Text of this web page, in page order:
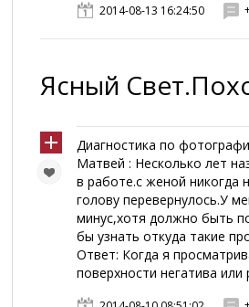
2014-08-13 16:24:50
Ясный
Диагностика по
Матвей : Несколько лет
в работе.с женой никогда
голову перевернулось.У
минус,хотя должно быть
бы узнать откуда такие
Ответ: Когда я
поверхности негатива